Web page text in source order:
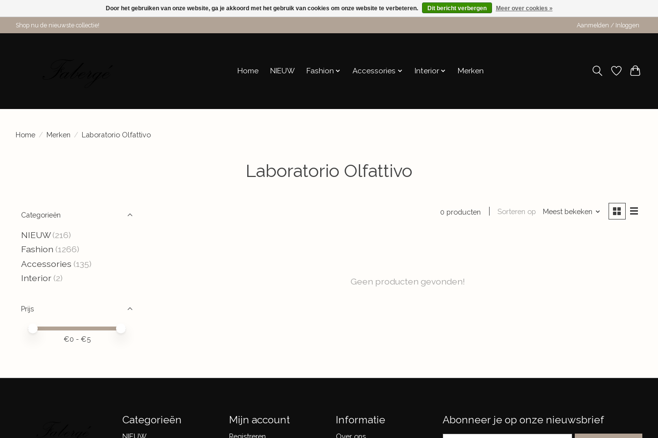
Shop nu de nieuwste collectie! Aanmelden / Inloggen
Home NIEUW Fashion Accessories Interior Merken
Home / Merken / Laboratorio Olfattivo
Laboratorio Olfattivo
Categorieën
NIEUW (216)
Fashion (1266)
Accessories (135)
Interior (2)
Prijs
Minimale prijswaarde
Price maximum value
€0 - €5
0 producten Sorteren op Meest bekeken
Geen producten gevonden!
Categorieën
NIEUW
Mijn account
Registreren
Informatie
Over ons
Abonneer je op onze nieuwsbrief
Door het gebruiken van onze website, ga je akkoord met het gebruik van cookies om onze website te verbeteren. Dit bericht verbergen Meer over cookies »